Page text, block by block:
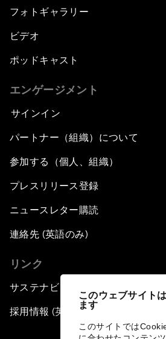
このウェブサイト
ます
このサイトでは
フォトギャラリー
ビデオ
ポッドキャスト
エンゲージメント
サインイン
パートナー（組織）について
参加する（個人、組織）
プレスリリース登録
ニュースレター購読
連絡先 (英語のみ)
リンク
サステナビリティへの取り組み
採用情報 (英語のみ)